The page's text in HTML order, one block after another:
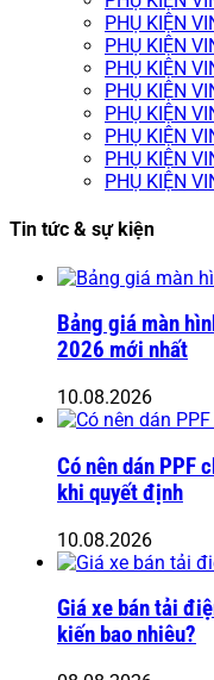
PHỤ KIỆN
PHỤ KIỆN
PHỤ KIỆN
PHỤ KIỆN
PHỤ KIỆN
PHỤ KIỆN
PHỤ KIỆN
PHỤ KIỆN
Tin tức & sự kiện
Bảng giá màn
2026 mới nhất
10.08.2026
Có nên dán PPF
khi quyết định
10.08.2026
Giá xe bán tải
kiến bao nhiêu?